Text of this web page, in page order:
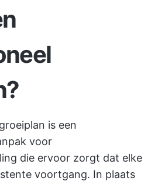
is een
voor
die ervoor zorgt dat elke
voortgang. In plaats